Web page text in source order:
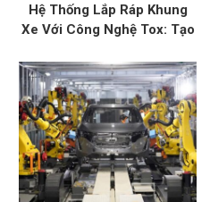
Hệ Thống Lắp Ráp Khung
Xe Với Công Nghệ Tox: Tạo
Xe Hơi